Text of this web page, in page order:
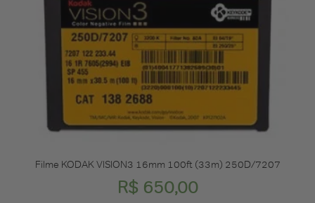
Filme KODAK VISION3 16mm 100ft (33m) 250D/7207
R$ 650,00